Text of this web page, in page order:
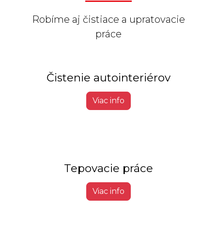
Robíme aj čistiace a upratovacie
práce
Čistenie autointeriérov
Viac info
Tepovacie práce
Viac info